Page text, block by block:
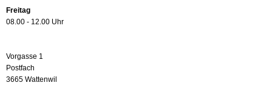
Freitag
08.00 - 12.00 Uhr
Vorgasse 1
Postfach
3665 Wattenwil